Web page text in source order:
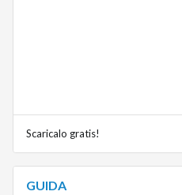
Scaricalo gratis!
GUIDA